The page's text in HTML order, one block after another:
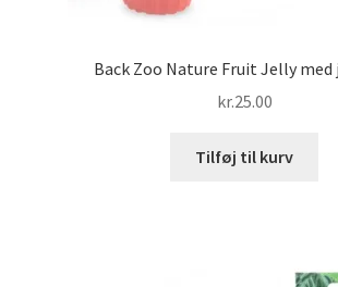
Back Zoo Nature Fruit Jelly
kr.25.00
Tilføj til kurv